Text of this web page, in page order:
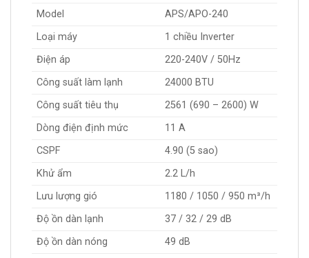
Model
APS/APO-240
Loại máy
1 chiều Inverter
Điện áp
220-240V / 50Hz
Công suất làm lạnh
24000 BTU
Công suất tiêu thụ
2561 (690 – 2600) W
Dòng điện định mức
11 A
CSPF
4.90 (5 sao)
Khử ẩm
2.2 L/h
Lưu lượng gió
1180 / 1050 / 950 m³/h
Độ ồn dàn lạnh
37 / 32 / 29 dB
Độ ồn dàn nóng
49 dB